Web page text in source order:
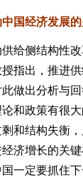
国经济发展的
侧结构性改
指出，推进
做出分析与
和政策有很
和结构失衡
济增长的关
一定要抓住